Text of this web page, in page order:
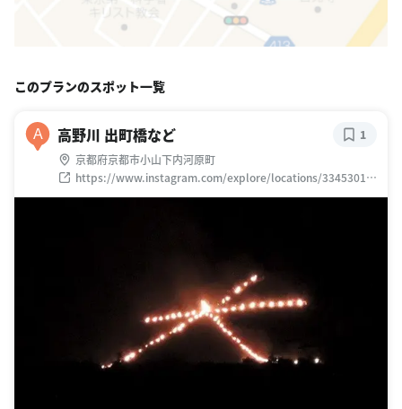
このプランのスポット一覧
A 高野川 出町橋など
京都府京都市小山下内河原町
https://www.instagram.com/explore/locations/33453019
0441818
1